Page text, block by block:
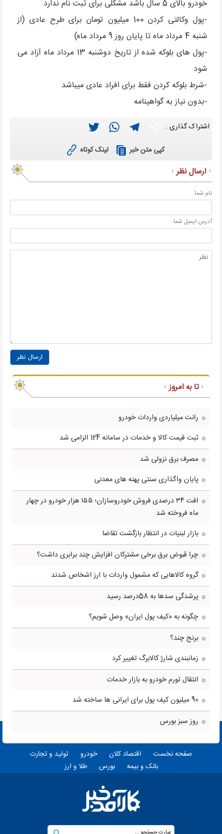
خودرو بالای 5 سال باشد مشکلی برای ثبت نام ندارد
-پول وکالتی کردن 100 میلیون تومان برای طرح عادی (از
شنبه 4 مرداد ماه تا پایان روز 9 مرداد ماه)
-پول های بلوکه شده از تاریخ دوشنبه 13 مرداد ماه آزاد می
شود
-شرط بلوکه کردن فقط برای افراد عادی میباشد
-بدون نیاز به گواهینامه
اشتراک گذاری : Twitter
WhatsAppTelegram
کپی متن خبر لینک کوتاه
ارسال نظر
نام شما
آدرس ايميل شما
ارسال نظر
تا به امروز
رانت میلیاردی واردات خودرو
ثبت قیمت کالا و خدمات در سامانه 124 الزامی شد
مصرف برق نزولی شد
پایان واگذاری سنتی پهنه های معدنی
افت ۳۴ درصدی فروش خودروسازان؛ ۱۵۵ هزار خودرو در چهار
ماه فروخته شد
بازار لبنیات در انتظار بازگشت تقاضا
چرا قبوض برق برخی مشترکان افزایش چند برابری داشت؟
گروه کالاهایی که مشمول واردات با ارز اشخاص شدند
پرشدگی سدها به 58درصد رسید
چگونه به «کیف پول ایران» وصل شویم؟
برنج چند؟
زمانبندی شارژ کالابرگ تغییر کرد
انتقال تورم خودرو به بازار خدمات
90 میلیون کیف پول برای ایرانی ها ساخته شد
روز سبز بورس
صفحه نخست اقتصاد کلان خودرو
تولید و تجارت
بانک و بیمه
بورس طلا و ارز